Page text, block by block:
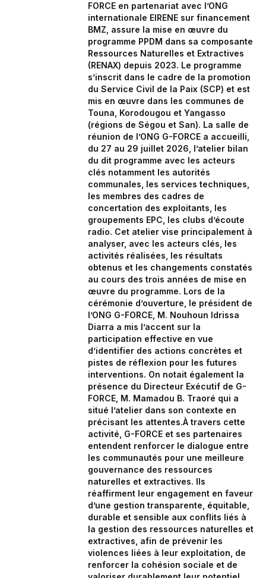
FORCE en partenariat avec l’ONG
internationale EIRENE sur financement
BMZ, assure la mise en œuvre du
programme PPDM dans sa composante
Ressources Naturelles et Extractives
(RENAX) depuis 2023. Le programme
s’inscrit dans le cadre de la promotion
du Service Civil de la Paix (SCP) et est
mis en œuvre dans les communes de
Touna, Korodougou et Yangasso
(régions de Ségou et San). La salle de
réunion de l’ONG G-FORCE a accueilli,
du 27 au 29 juillet 2026, l’atelier bilan
du dit programme avec les acteurs
clés notamment les autorités
communales, les services techniques,
les membres des cadres de
concertation des exploitants, les
groupements EPC, les clubs d’écoute
radio. Cet atelier vise principalement à
analyser, avec les acteurs clés, les
activités réalisées, les résultats
obtenus et les changements constatés
au cours des trois années de mise en
œuvre du programme. Lors de la
cérémonie d’ouverture, le président de
l’ONG G-FORCE, M. Nouhoun Idrissa
Diarra a mis l’accent sur la
participation effective en vue
d’identifier des actions concrètes et
pistes de réflexion pour les futures
interventions. On notait également la
présence du Directeur Exécutif de G-
FORCE, M. Mamadou B. Traoré qui a
situé l’atelier dans son contexte en
précisant les attentes.À travers cette
activité, G-FORCE et ses partenaires
entendent renforcer le dialogue entre
les communautés pour une meilleure
gouvernance des ressources
naturelles et extractives. Ils
réaffirment leur engagement en faveur
d’une gestion transparente, équitable,
durable et sensible aux conflits liés à
la gestion des ressources naturelles et
extractives, afin de prévenir les
violences liées à leur exploitation, de
renforcer la cohésion sociale et de